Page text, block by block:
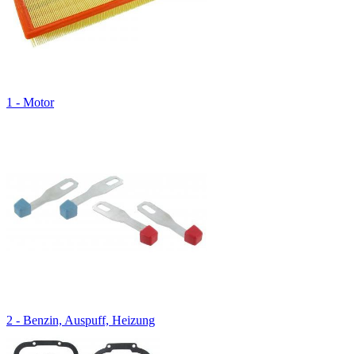
1 - Motor
2 - Benzin, Auspuff, Heizung